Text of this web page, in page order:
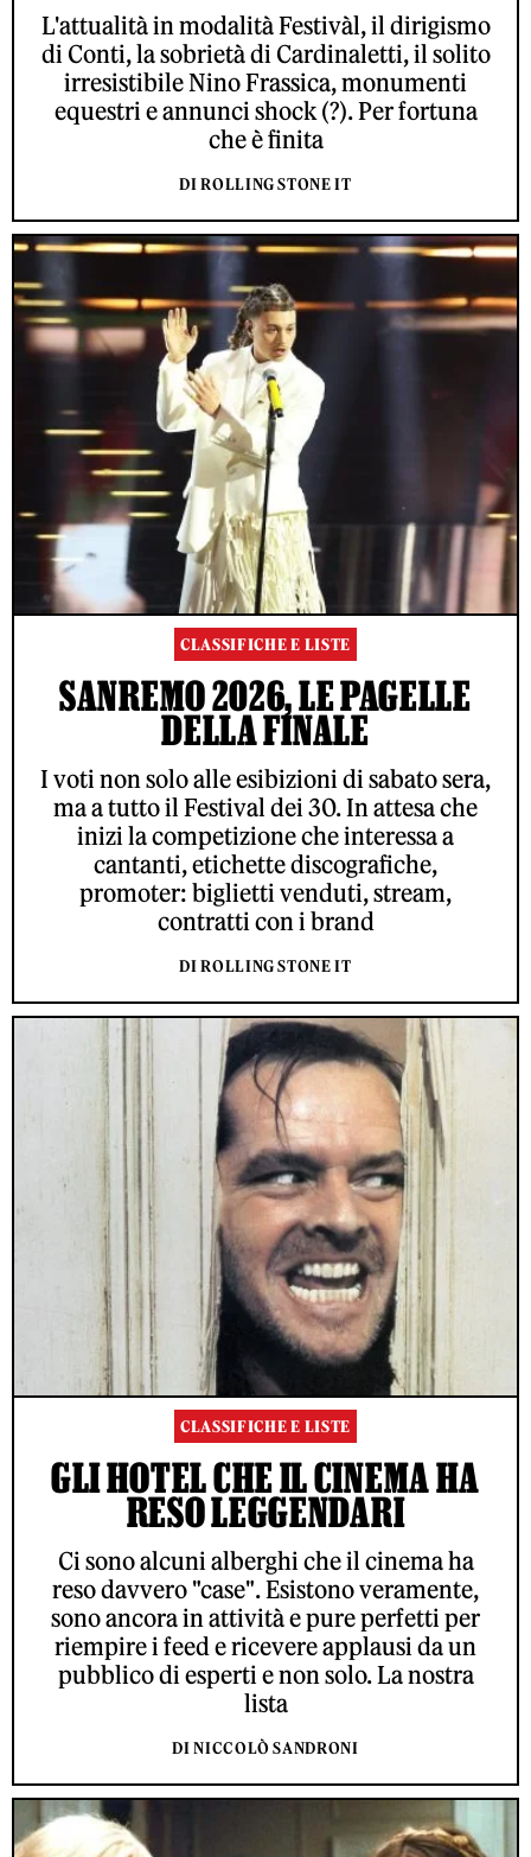
L'attualità in modalità Festivàl, il dirigismo
di Conti, la sobrietà di Cardinaletti, il solito
irresistibile Nino Frassica, monumenti
equestri e annunci shock (?). Per fortuna
che è finita
DI ROLLING STONE IT
CLASSIFICHE E LISTE
SANREMO 2026, LE PAGELLE
DELLA FINALE
I voti non solo alle esibizioni di sabato sera,
ma a tutto il Festival dei 30. In attesa che
inizi la competizione che interessa a
cantanti, etichette discografiche,
promoter: biglietti venduti, stream,
contratti con i brand
DI ROLLING STONE IT
CLASSIFICHE E LISTE
GLI HOTEL CHE IL CINEMA HA
RESO LEGGENDARI
Ci sono alcuni alberghi che il cinema ha
reso davvero "case". Esistono veramente,
sono ancora in attività e pure perfetti per
riempire i feed e ricevere applausi da un
pubblico di esperti e non solo. La nostra
lista
DI NICCOLÒ SANDRONI